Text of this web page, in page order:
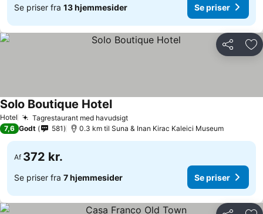
Se priser fra 13 hjemmesider Se priser
Del
Hotel Tagrestaurant med havudsigt
Solo Boutique Hotel
7,6 Godt 581 0.3 km til Suna & Inan Kirac Kaleici Museum
Af 372 kr.
Se priser fra 7 hjemmesider Se priser